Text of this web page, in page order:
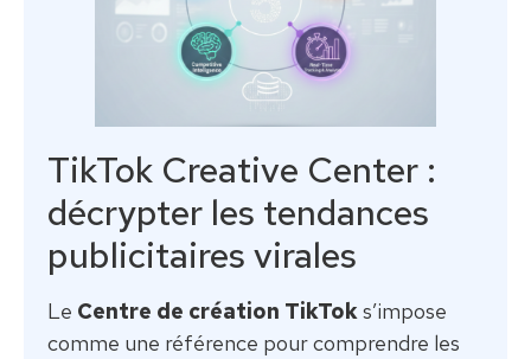
TikTok Creative Center :
décrypter les tendances
publicitaires virales
Le Centre de création TikToks’impose
comme une référence pour comprendre les